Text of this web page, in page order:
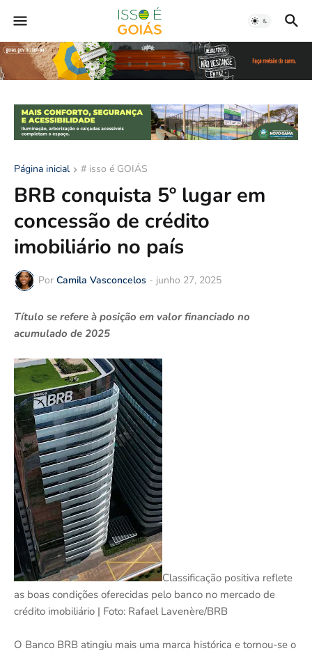
Página inicial # isso é GOIÁS
BRB conquista 5º lugar em
concessão de crédito
imobiliário no país
Por Camila Vasconcelos - junho 27, 2025
Título se refere à posição em valor financiado no
acumulado de 2025
Classificação positiva reflete
as boas condições oferecidas pelo banco no mercado de
crédito imobiliário | Foto: Rafael Lavenère/BRB
O Banco BRB atingiu mais uma marca histórica e tornou-se o